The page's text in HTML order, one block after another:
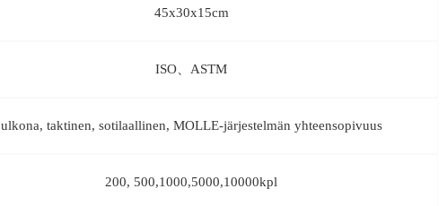
45x30x15cm
ISO、ASTM
ulkona, taktinen, sotilaallinen, MOLLE-järjestelmän yhteensopivuus
200, 500,1000,5000,10000kpl